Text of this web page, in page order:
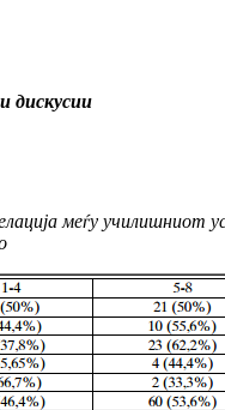
дискусии
меѓу училишниот